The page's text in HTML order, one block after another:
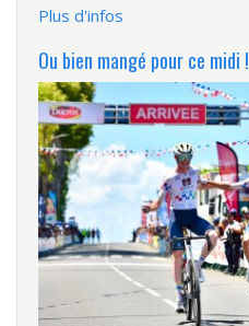
Plus d'infos
Ou bien mangé pour ce midi !